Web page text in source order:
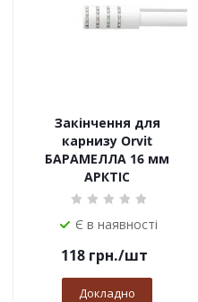
Закінчення для
карнизу Orvit
БАРАМЕЛЛА 16 мм
АРКТІС
Є в наявності
118грн./шт
Докладно